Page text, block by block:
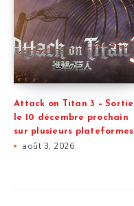
Attack on Titan 3 – Sortie
le 10 décembre prochain
sur plusieurs plateformes
août 3, 2026